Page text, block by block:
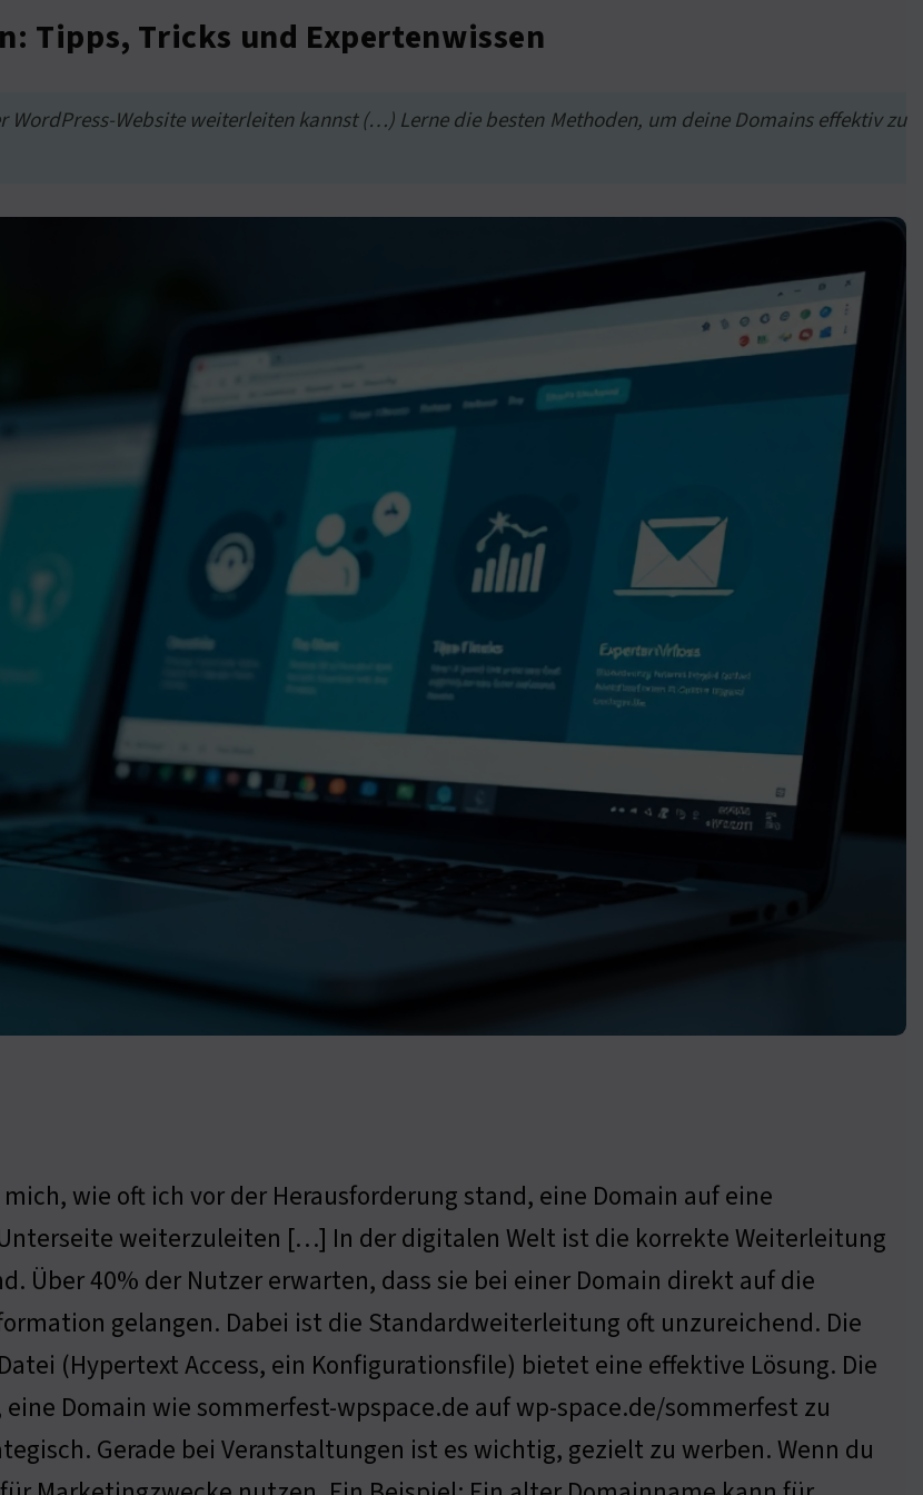
Tipps, Tricks und Expertenwissen
Website weiterleiten kannst (…) Lerne die besten Methoden, um deine Domains effektiv zu
wie oft ich vor der Herausforderung stand, eine Domain auf eine
weiterzuleiten […] In der digitalen Welt ist die korrekte Weiterleitung
Über 40% der Nutzer erwarten, dass sie bei einer Domain direkt auf die
gelangen. Dabei ist die Standardweiterleitung oft unzureichend. Die
(Hypertext Access, ein Konfigurationsfile) bietet eine effektive Lösung. Die
Domain wie sommerfest-wpspace.de auf wp-space.de/sommerfest zu
Gerade bei Veranstaltungen ist es wichtig, gezielt zu werben. Wenn du